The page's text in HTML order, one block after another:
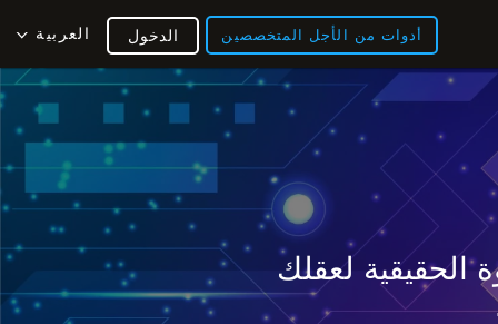
أدوات من الأجل المتخصصين العربية الدخول
الحقيقية لعقلك